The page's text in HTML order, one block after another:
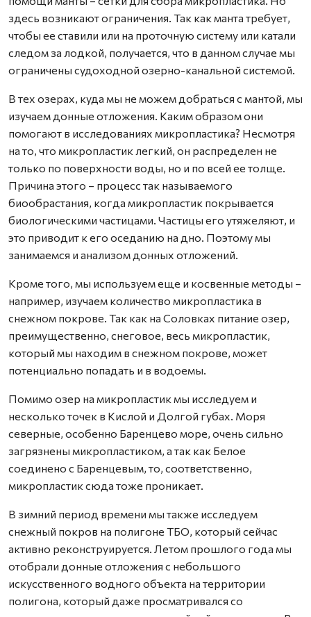
здесь возникают ограничения. Так как манта требует,
чтобы ее ставили или на проточную систему или катали
следом за лодкой, получается, что в данном случае мы
ограничены судоходной озерно-канальной системой.
В тех озерах, куда мы не можем добраться с мантой, мы
изучаем донные отложения. Каким образом они
помогают в исследованиях микропластика? Несмотря
на то, что микропластик легкий, он распределен не
только по поверхности воды, но и по всей ее толще.
Причина этого – процесс так называемого
биообрастания, когда микропластик покрывается
биологическими частицами. Частицы его утяжеляют, и
это приводит к его оседанию на дно. Поэтому мы
занимаемся и анализом донных отложений.
Кроме того, мы используем еще и косвенные методы –
например, изучаем количество микропластика в
снежном покрове. Так как на Соловках питание озер,
преимущественно, снеговое, весь микропластик,
который мы находим в снежном покрове, может
потенциально попадать и в водоемы.
Помимо озер на микропластик мы исследуем и
несколько точек в Кислой и Долгой губах. Моря
северные, особенно Баренцево море, очень сильно
загрязнены микропластиком, а так как Белое
соединено с Баренцевым, то, соответственно,
микропластик сюда тоже проникает.
В зимний период времени мы также исследуем
снежный покров на полигоне ТБО, который сейчас
активно реконструируется. Летом прошлого года мы
отобрали донные отложения с небольшого
искусственного водного объекта на территории
полигона, который даже просматривался со